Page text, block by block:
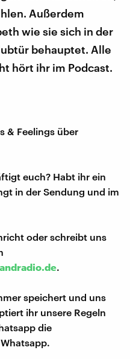
Außerdem
wie sie sich in der
behauptet. Alle
hört ihr im Podcast.
& Feelings über
euch? Habt ihr ein
in der Sendung und im
oder schreibt uns
.
speichert und uns
ihr unsere Regeln
die